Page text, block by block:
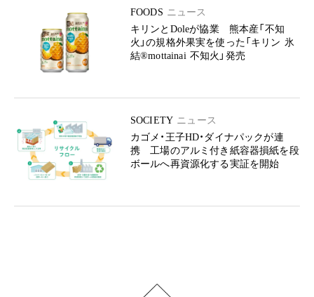
FOODS ニュース
キリンとDoleが協業 熊本産「不知
火」の規格外果実を使った「キリン 氷
結®mottainai 不知火」発売
SOCIETY ニュース
カゴメ・王子HD・ダイナパックが連
携 工場のアルミ付き紙容器損紙を段
ボールへ再資源化する実証を開始